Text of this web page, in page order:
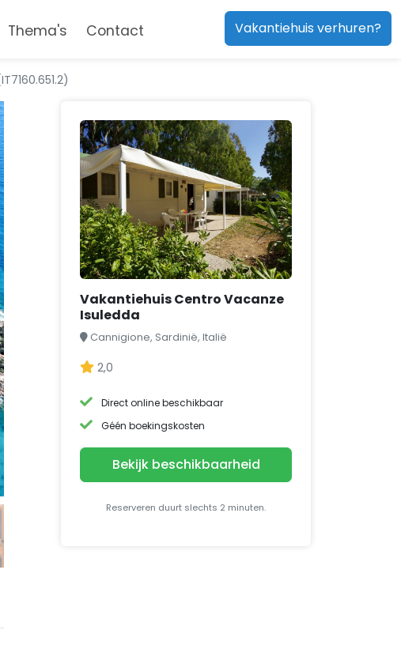
Thema's Contact Vakantiehuis verhuren?
Vakantiehuis Centro Vacanze
Isuledda
Cannigione, Sardinië, Italië
2,0
Direct online beschikbaar
Géén boekingskosten
Bekijk beschikbaarheid
Reserveren duurt slechts 2 minuten.